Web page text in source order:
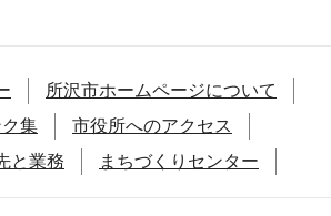
所沢市ホームページについて
集
市役所へのアクセス
と業務
まちづくりセンター